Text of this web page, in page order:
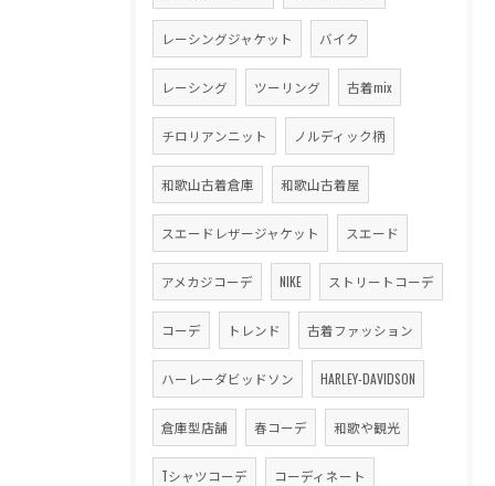
レーシングジャケット バイク
レーシング ツーリング 古着mix
チロリアンニット ノルディック柄
和歌山古着倉庫 和歌山古着屋
スエードレザージャケット スエード
アメカジコーデ NIKE ストリートコーデ
コーデ トレンド 古着ファッション
ハーレーダビッドソン HARLEY-DAVIDSON
倉庫型店舗 春コーデ 和歌や観光
Tシャツコーデ コーディネート